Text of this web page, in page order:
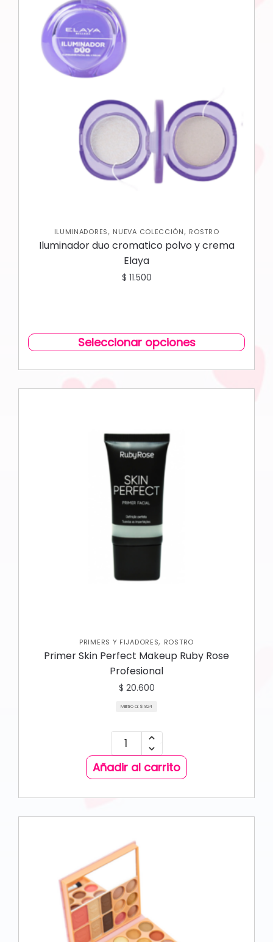
ILUMINADORES, NUEVA COLECCIÓN, ROSTRO
Iluminador duo cromatico polvo y crema
Elaya
$ 11.500
Seleccionar opciones
PRIMERS Y FIJADORES, ROSTRO
Primer Skin Perfect Makeup Ruby Rose
Profesional
$ 20.600
Mililitro a: $ 824
Añadir al carrito